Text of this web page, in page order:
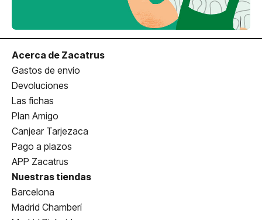
Acerca de Zacatrus
Gastos de envío
Devoluciones
Las fichas
Plan Amigo
Canjear Tarjezaca
Pago a plazos
APP Zacatrus
Nuestras tiendas
Barcelona
Madrid Chamberí